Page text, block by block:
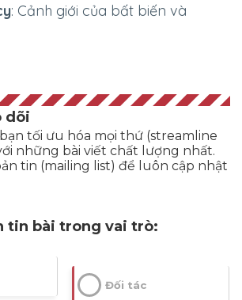
: Cảnh giới của bất biến và
dõi
tối ưu hóa mọi thứ (streamline
những bài viết chất lượng nhất.
tin (mailing list) để luôn cập nhật
tin bài trong vai trò:
Đối tác